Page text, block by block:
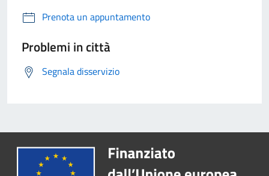
Prenota un appuntamento
Problemi in città
Segnala disservizio